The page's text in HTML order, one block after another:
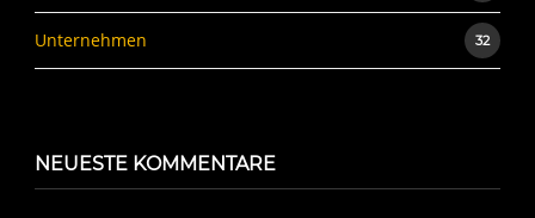
Unternehmen 32
NEUESTE KOMMENTARE